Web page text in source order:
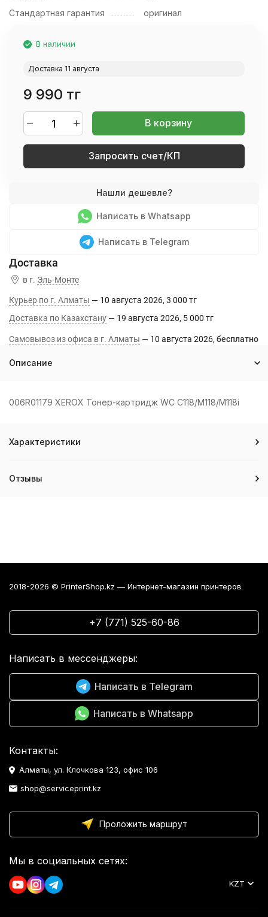
Стандартная гарантия
оригинал
В наличии
Доставка 11 августа
9 990 тг
В корзину
Запросить счет/КП
Написать в Whatsapp
Написать в Telegram
в г. Эль-Монте
Курьер по г. Алматы 10 августа 2026 3 000 тг
Доставка по Казахстану
19 августа 2026 5 000 тг
Самовывоз из офиса в г. Алматы 10 августа 2026 Бесплатно
Описание
006R01179 XEROX Тонер-картридж WC C118/M118/M118i
Характеристики
Отзывы
2018-2026 © PrinterShop.kz — Интернет-магазин принтеров
+7 (771) 525-60-86
Написать в мессенджеры:
Написать в Telegram
Написать в Whatsapp
Контакты:
Алматы, ул. Клочкова 123, офис 106
shop@serviceprint.kz
Проложить маршрут
Мы в социальных сетях:
KZT